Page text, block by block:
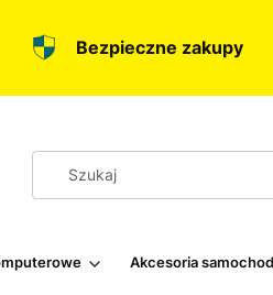
Bezpieczne zakupy
Akcesoria